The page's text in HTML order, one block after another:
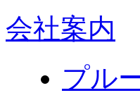
会社案内
プル